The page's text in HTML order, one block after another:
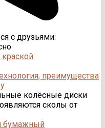
с друзьями:
преимущества
колёсные диски
сколы от